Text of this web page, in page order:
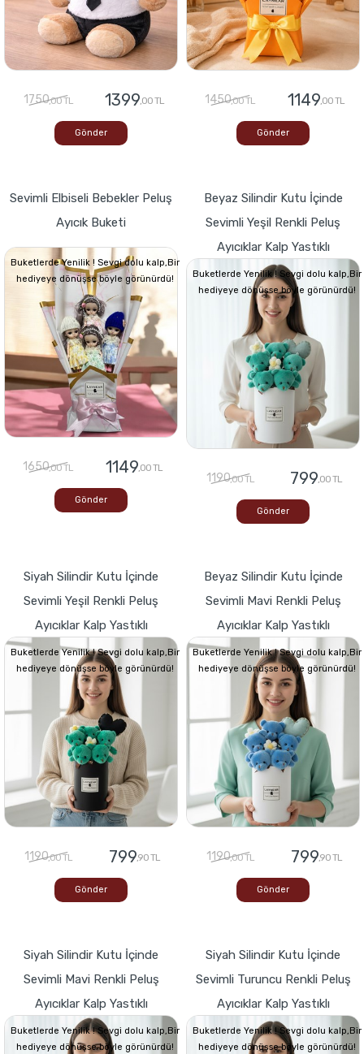
1750,00 TL 1399,00 TL
Gönder
1450,00 TL 1149,00 TL
Gönder
Sevimli Elbiseli Bebekler Peluş
Ayıcık Buketi
Buketlerde Yenilik ! Sevgi dolu kalp,Bir
hediyeye dönüşse böyle görünürdü!
1650,00 TL 1149,00 TL
Gönder
Beyaz Silindir Kutu İçinde
Sevimli Yeşil Renkli Peluş
Ayıcıklar Kalp Yastıklı
Buketlerde Yenilik ! Sevgi dolu kalp,Bir
hediyeye dönüşse böyle görünürdü!
1190,00 TL 799,00 TL
Gönder
Siyah Silindir Kutu İçinde
Sevimli Yeşil Renkli Peluş
Ayıcıklar Kalp Yastıklı
Buketlerde Yenilik ! Sevgi dolu kalp,Bir
hediyeye dönüşse böyle görünürdü!
1190,00 TL 799,90 TL
Gönder
Beyaz Silindir Kutu İçinde
Sevimli Mavi Renkli Peluş
Ayıcıklar Kalp Yastıklı
Buketlerde Yenilik ! Sevgi dolu kalp,Bir
hediyeye dönüşse böyle görünürdü!
1190,00 TL 799,90 TL
Gönder
Siyah Silindir Kutu İçinde
Sevimli Mavi Renkli Peluş
Ayıcıklar Kalp Yastıklı
Buketlerde Yenilik ! Sevgi dolu kalp,Bir
hediyeye dönüşse böyle görünürdü!
Siyah Silindir Kutu İçinde
Sevimli Turuncu Renkli Peluş
Ayıcıklar Kalp Yastıklı
Buketlerde Yenilik ! Sevgi dolu kalp,Bir
hediyeye dönüşse böyle görünürdü!